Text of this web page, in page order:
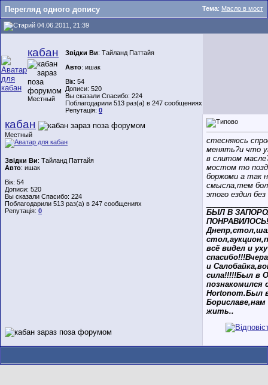
Тема: Масло в мост
Перегляд одного допису
04.06.2011, 21:39
кабан
Местный
Звідки Ви: Тайланд Паттайя
Авто: ишак
Вік: 54
Дописи: 520
Вы сказали Спасибо: 224
Поблагодарили 513 раз(а) в 247 сообщениях
Репутація: 0
кабан
Местный
Звідки Ви: Тайланд Паттайя
Авто: ишак
Вік: 54
Дописи: 520
Вы сказали Спасибо: 224
Поблагодарили 513 раз(а) в 247 сообщениях
Репутація: 0
стесняюсь
менять?и что
в слитом
мостом то
боржоми а так
смысла,тем
этого ездил
БЫЛ В
всё видел и
и
сила!!!!!Был в
познакомился
Hortonom.Был
жить..